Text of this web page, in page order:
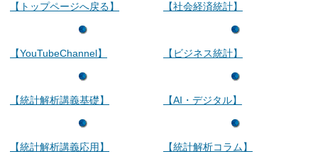
【トップページへ戻る】
【YouTubeChannel】
【統計解析講義基礎】
【統計解析講義応用】
【社会経済統計】
【ビジネス統計】
【AI・デジタル】
【統計解析コラム】